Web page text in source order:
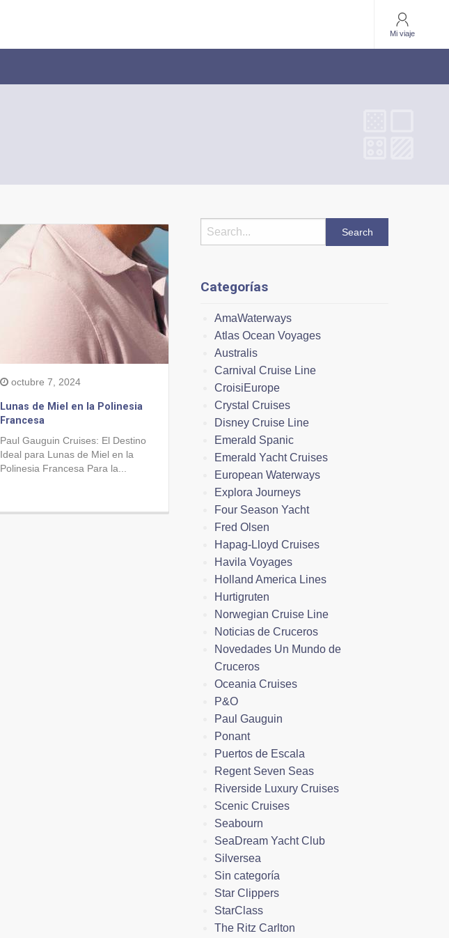
Mi viaje
octubre 7, 2024
Lunas de Miel en la Polinesia
Francesa
Paul Gauguin Cruises: El Destino
Ideal para Lunas de Miel en la
Polinesia Francesa Para la...
Categorías
AmaWaterways
Atlas Ocean Voyages
Australis
Carnival Cruise Line
CroisiEurope
Crystal Cruises
Disney Cruise Line
Emerald Spanic
Emerald Yacht Cruises
European Waterways
Explora Journeys
Four Season Yacht
Fred Olsen
Hapag-Lloyd Cruises
Havila Voyages
Holland America Lines
Hurtigruten
Norwegian Cruise Line
Noticias de Cruceros
Novedades Un Mundo de
Cruceros
Oceania Cruises
P&O
Paul Gauguin
Ponant
Puertos de Escala
Regent Seven Seas
Riverside Luxury Cruises
Scenic Cruises
Seabourn
SeaDream Yacht Club
Silversea
Sin categoría
Star Clippers
StarClass
The Ritz Carlton